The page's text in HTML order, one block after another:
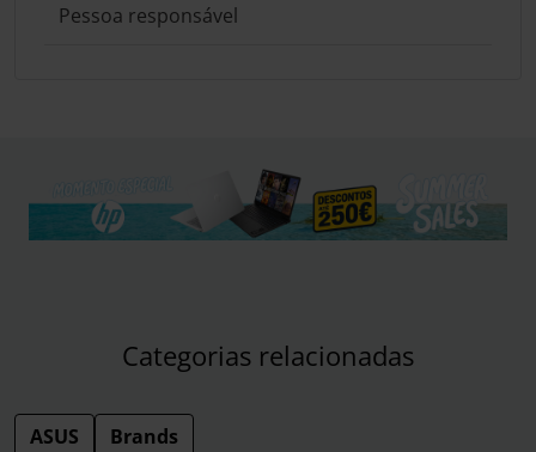
Pessoa responsável
Categorias relacionadas
ASUS Brands